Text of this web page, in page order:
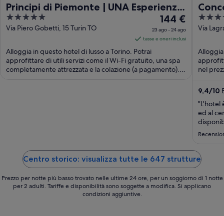
Principi di Piemonte | UNA Esperienze
| Preferred Hotels and Resorts
5
out
5
Via Piero Gobetti, 15 Turin TO
Il
prezzo
è
a
notte
144 €
23 ago - 24 ago
tasse e oneri inclusi
Alloggia in questo hotel di lusso a Torino. Potrai
approfittare di utili servizi come il Wi-Fi gratuito, una spa
completamente attrezzata e la colazione (a pagamento).
4
out
5
Via
nel
9,4/10
"L'hotel
ed al
Centro storico: visualizza tutte le 647 strutture
Prezzo per notte più basso trovato nelle ultime 24 ore, per un soggiorno di 1 notte
per 2 adulti. Tariffe e disponibilità sono soggette a modifica. Si applicano
condizioni aggiuntive.